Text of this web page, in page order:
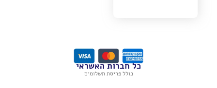
כל חברות האשראי
כולל פריסת תשלומים